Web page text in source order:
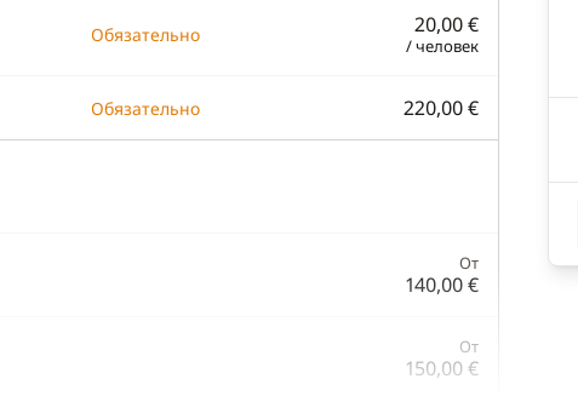
Обязательно 20,00 €
/ человек
Обязательно 220,00 €
От
140,00 €
От
150,00 €